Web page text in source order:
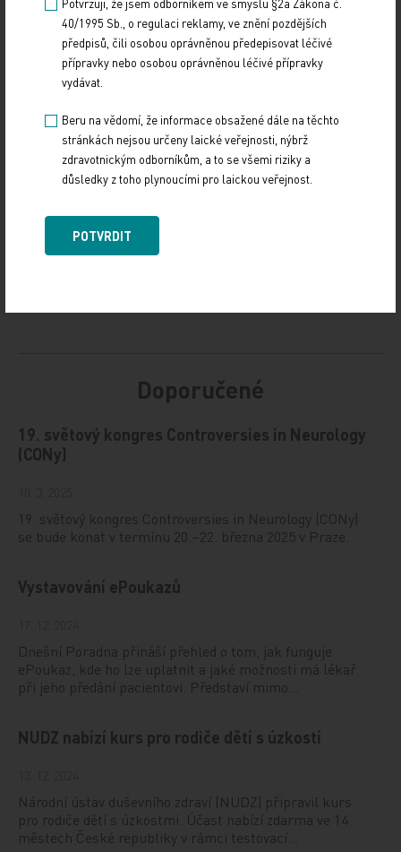
Zdroj: ČTK
FINANCE
Sdílejte článek
Doporučené
19. světový kongres Controversies in Neurology
(CONy)
19. světový kongres Controversies in Neurology (CONy)
se bude konat v termínu 20.–22. března 2025 v Praze.
Vystavování ePoukazů
Dnešní Poradna přináší přehled o tom, jak funguje
ePoukaz, kde ho lze uplatnit a jaké možnosti má lékař
při jeho předání pacientovi. Představí mimo…
NUDZ nabízí kurs pro rodiče dětí s úzkostí
Národní ústav duševního zdraví (NUDZ) připravil kurs
pro rodiče dětí s úzkostmi. Účast nabízí zdarma ve 14
městech České republiky v rámci testovací…
40/1995 Sb., o regulaci reklamy, ve znění pozdějších
předpisů, čili osobou oprávněnou předepisovat léčivé
přípravky nebo osobou oprávněnou léčivé přípravky
vydávat.
Beru na vědomí, že informace obsažené dále na těchto
stránkách nejsou určeny laické veřejnosti, nýbrž
zdravotnickým odborníkům, a to se všemi riziky a
důsledky z toho plynoucími pro laickou veřejnost.
POTVRDIT